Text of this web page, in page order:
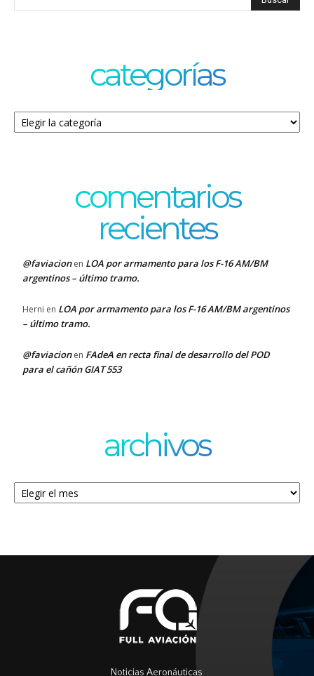
categorías
Categorías
comentarios
recientes
@faviacionen LOA por armamento para los F-16 AM/BM
argentinos – último tramo.
Herni en LOA por armamento para los F-16 AM/BM argentinos
– último tramo.
@faviacionen FAdeA en recta final de desarrollo del POD
para el cañón GIAT 553
archivos
Archivos
Noticias Aeronáuticas